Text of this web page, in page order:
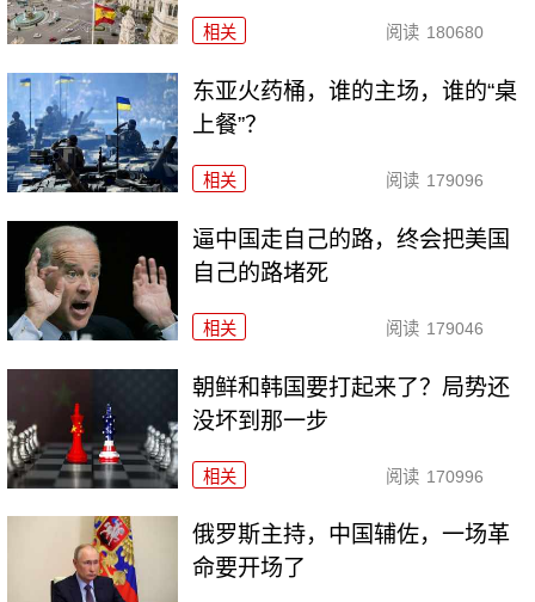
相关 阅读 180680
东亚火药桶，谁的主场，谁的“桌
上餐”？
相关 阅读 179096
逼中国走自己的路，终会把美国
自己的路堵死
相关 阅读 179046
朝鲜和韩国要打起来了？局势还
没坏到那一步
相关 阅读 170996
俄罗斯主持，中国辅佐，一场革
命要开场了